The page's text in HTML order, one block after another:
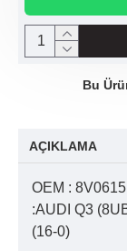
Bu
AÇIKLAMA
OEM :
:AUDI Q3
(16-0)